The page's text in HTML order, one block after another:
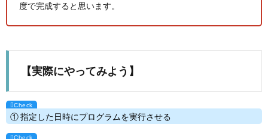
度で完成すると思います。
【実際にやってみよう】
① 指定した日時にプログラムを実行させる